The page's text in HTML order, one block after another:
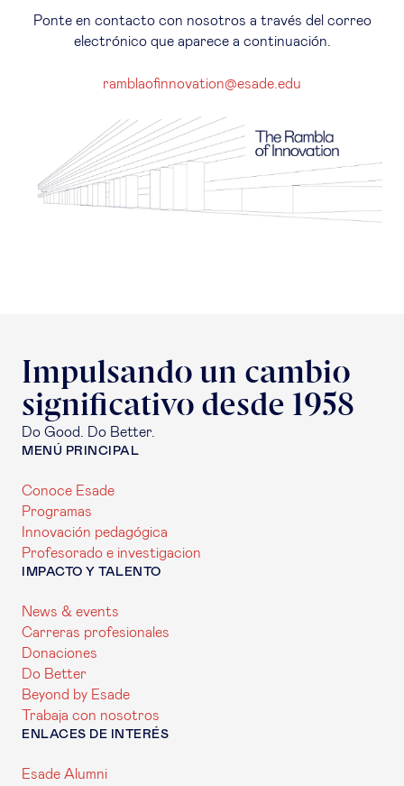
Ponte en contacto con nosotros a través del correo
electrónico que aparece a continuación.
ramblaofinnovation@esade.edu
Impulsando un cambio
significativo desde 1958
Do Good. Do Better.
MENÚ PRINCIPAL
Conoce Esade
Programas
Innovación pedagógica
Profesorado e investigacion
IMPACTO Y TALENTO
News & events
Carreras profesionales
Donaciones
Do Better
Beyond by Esade
Trabaja con nosotros
ENLACES DE INTERÉS
Esade Alumni